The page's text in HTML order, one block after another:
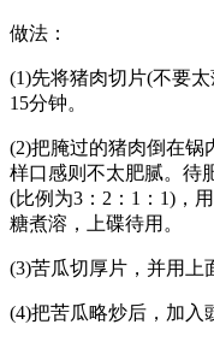
做法：
(1)先将猪肉切片(不要
15分钟。
(2)把腌过的猪肉倒在锅
样口感则不太肥腻。待
(比例为3：2：1：1)，
糖煮溶，上碟待用。
(3)苦瓜切厚片，并用上
(4)把苦瓜略炒后，加入